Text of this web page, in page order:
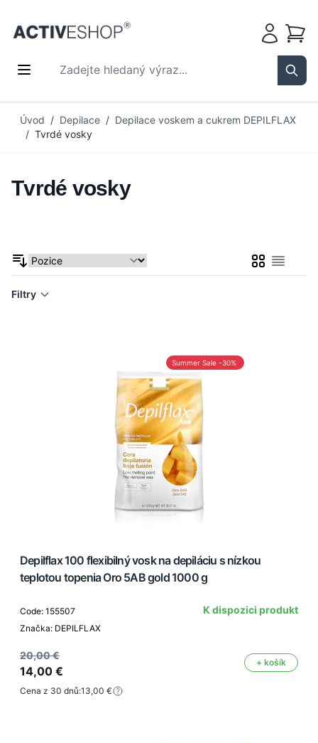
Zadejte hledaný výraz...
Košík
Úvod / Depilace / Depilace voskem a cukrem DEPILFLAX
/ Tvrdé vosky
Tvrdé vosky
MřížkaSeznam
Filtry
Summer Sale -30%
Depilflax 100 flexibilný vosk na depiláciu s nízkou
teplotou topenia Oro 5AB gold 1000 g
Code: 155507
Značka: DEPILFLAX
K dispozici produkt
20,00 €
14,00 €
+ košík
Cena z 30 dnů:13,00 €